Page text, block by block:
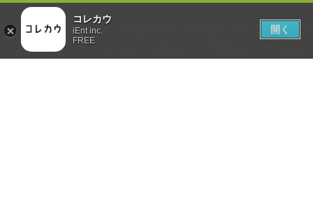
コレカウ
iEnt inc.
FREE
開く